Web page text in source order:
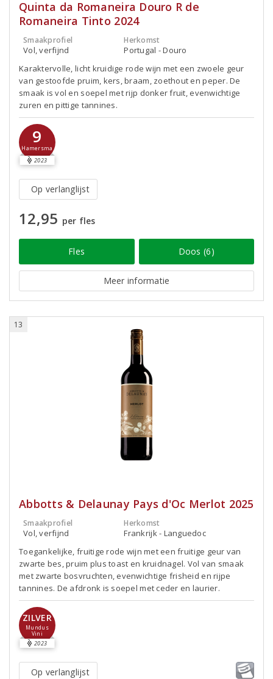
Quinta da Romaneira Douro R de
Romaneira Tinto 2024
Smaakprofiel
Vol, verfijnd
Herkomst
Portugal - Douro
Karaktervolle, licht kruidige rode wijn met een zwoele geur
van gestoofde pruim, kers, braam, zoethout en peper. De
smaak is vol en soepel met rijp donker fruit, evenwichtige
zuren en pittige tannines.
9
Hamersma
2023
Op verlanglijst
12,95 per fles
Fles Doos (6)
Meer informatie
13
Abbotts & Delaunay Pays d'Oc Merlot 2025
Smaakprofiel
Vol, verfijnd
Herkomst
Frankrijk - Languedoc
Toegankelijke, fruitige rode wijn met een fruitige geur van
zwarte bes, pruim plus toast en kruidnagel. Vol van smaak
met zwarte bosvruchten, evenwichtige frisheid en rijpe
tannines. De afdronk is soepel met ceder en laurier.
ZILVER
Mundus
Vini
2023
Op verlanglijst